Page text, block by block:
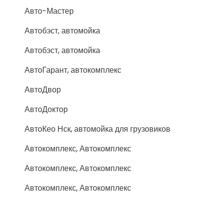
Авто-Мастер
Автобэст, автомойка
Автобэст, автомойка
АвтоГарант, автокомплекс
АвтоДвор
АвтоДоктор
АвтоКео Нск, автомойка для грузовиков
Автокомплекс, Автокомплекс
Автокомплекс, Автокомплекс
Автокомплекс, Автокомплекс